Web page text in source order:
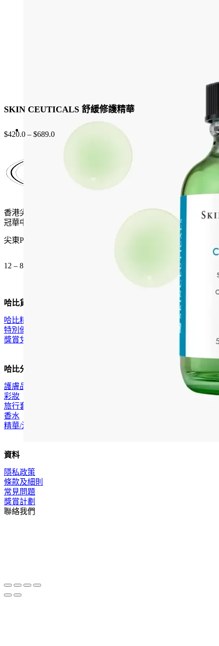
SKIN CEUTICALS 舒緩修護精華
$420.0 – $689.0
哈比貨品
哈比精選
特別優惠
獎賞兌換
哈比分類
護膚品
彩妝
旅行套裝
香水
精華/油
資料
隱私政策
條款及細則
常見問題
獎賞計劃
聯絡我們
香港尖沙咀麼地道61號
冠華中心地下G15號舖
尖東P2出口 步行一分鐘
12 – 8pm (公眾假期都開)